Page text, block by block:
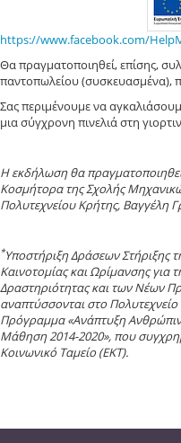
https://www.facebook.com/
Θα πραγματοποιηθεί, επίσης,
παντοπωλείου (συσκευασμένα),
Σας περιμένουμε να
μια σύγχρονη πινελιά στη
H εκδήλωση θα
Κοσμήτορα της Σχολής
Πολυτεχνείου Κρήτης, Βαγγέλη
*Υποστήριξη Δράσεων Στήριξης
Καινοτομίας και Ωρίμανσης για
Δραστηριότητας και των Νέων
αναπτύσσονται στο
Πρόγραμμα «Ανάπτυξη
Μάθηση 2014-2020», που
Κοινωνικό Ταμείο (ΕΚΤ).